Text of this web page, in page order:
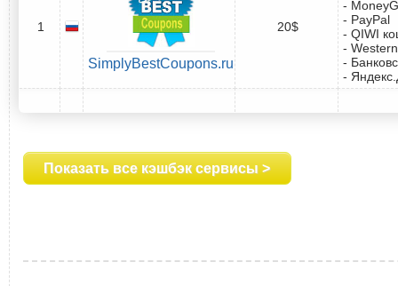
1
SimplyBestCoupons.ru
20$
-
- PayPal
- QIWI
-
-
-
Показать все кэшбэк сервисы >